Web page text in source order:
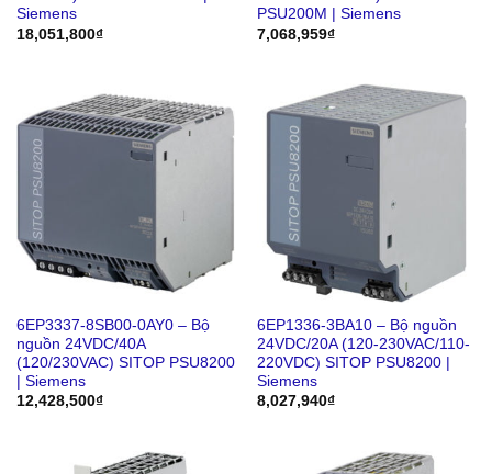
Siemens
18,051,800₫
PSU200M | Siemens
7,068,959₫
6EP3337-8SB00-0AY0 – Bộ
nguồn 24VDC/40A
(120/230VAC) SITOP PSU8200
| Siemens
12,428,500₫
6EP1336-3BA10 – Bộ nguồn
24VDC/20A (120-230VAC/110-
220VDC) SITOP PSU8200 |
Siemens
8,027,940₫